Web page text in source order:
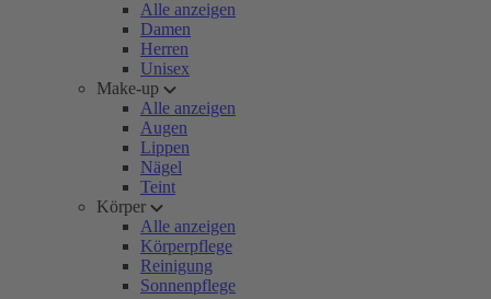
Alle anzeigen
Damen
Herren
Unisex
Make-up
Alle anzeigen
Augen
Lippen
Nägel
Teint
Körper
Alle anzeigen
Körperpflege
Reinigung
Sonnenpflege